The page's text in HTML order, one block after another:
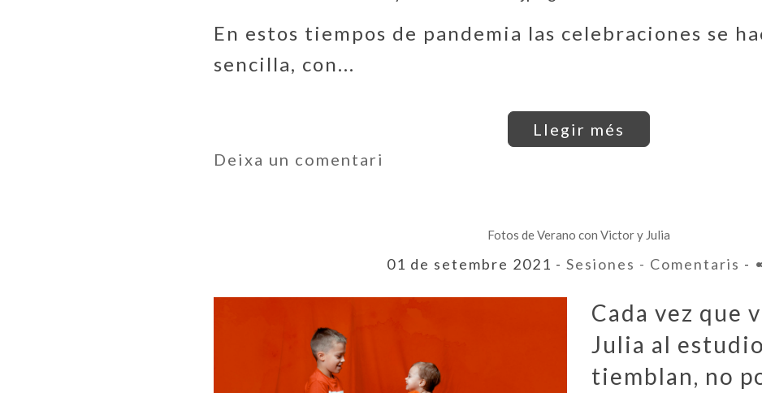
En estos tiempos de pandemia las celebraciones se
sencilla, con...
Llegir més
Deixa un comentari
Fotos de Verano con Victor y Julia
01 de setembre 2021 -Sesiones - Comentaris -
Cada vez que
Julia al
tiemblan, no